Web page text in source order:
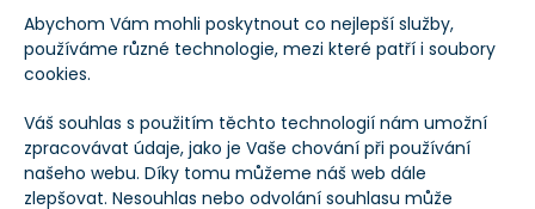
Abychom Vám mohli poskytnout co nejlepší služby,
používáme různé technologie, mezi které patří i soubory
cookies.
Váš souhlas s použitím těchto technologií nám umožní
zpracovávat údaje, jako je Vaše chování při používání
našeho webu. Díky tomu můžeme náš web dále
zlepšovat. Nesouhlas nebo odvolání souhlasu může
Sektor
Spotřební
zbytné
Průmysl Automobily